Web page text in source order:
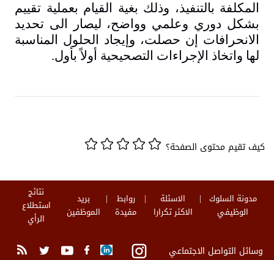
المكلفة بالتنفيذ، وذلك بغية القيام بعملية تقييم
بشكل دوري وعلمي وواضح، ليصار الى تحديد
الانحرافات إن حصلت، وإيجاد الحلول المناسبة
لها واتخاذ الإجراءات التصحيحية أولاً بأول.
كيف تقيم محتوى الصفحة؟
مدونة السلوك
الوظيفي
الاسئلة
الاكثر تكرارا
روابط
مفيدة
بريد
الموظفين
نتائج
استطلاع
الرأي
وسائل التواصل الاجتماعي